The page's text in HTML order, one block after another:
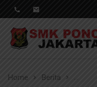
SMK Poncol
Pendidikan Berkwalitas,
Home Berita Siap